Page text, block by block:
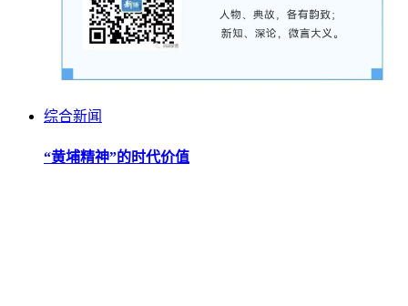
综合新闻
“黄埔精神”的时代价值